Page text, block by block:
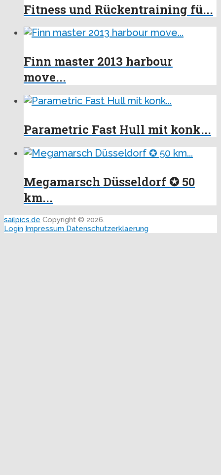
Fitness und Rückentraining fü...
Finn master 2013 harbour
move...
Parametric Fast Hull mit konk...
Megamarsch Düsseldorf ✪ 50
km...
sailpics.de Copyright © 2026.
Login Impressum Datenschutzerklaerung